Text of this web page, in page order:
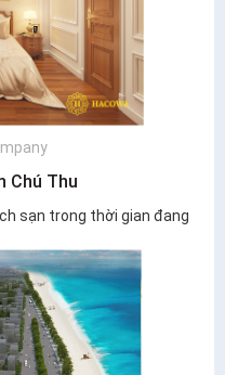
Chú Thu
sạn trong thời gian đang